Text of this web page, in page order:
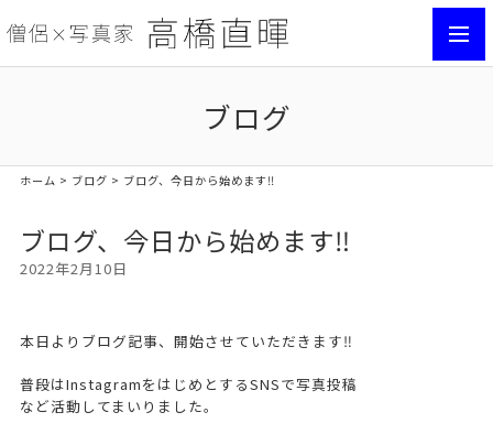
ブログ
ホーム > ブログ > ブログ、今日から始めます‼️
ブログ、今日から始めます‼️
2022年2月10日
本日よりブログ記事、開始させていただきます‼️
普段はInstagramをはじめとするSNSで写真投稿
など活動してまいりました。